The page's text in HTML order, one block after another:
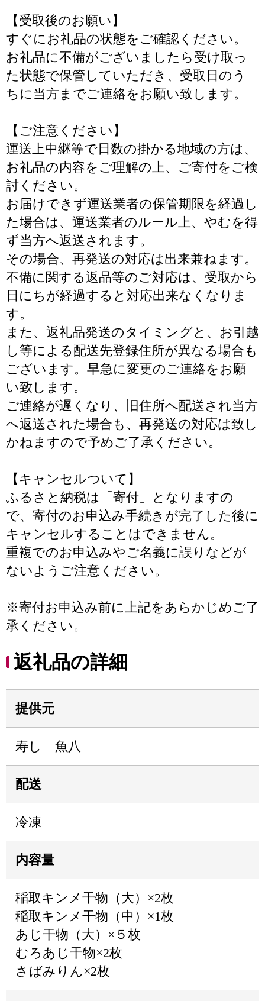
【受取後のお願い】
すぐにお礼品の状態をご確認ください。
お礼品に不備がございましたら受け取っ
た状態で保管していただき、受取日のう
ちに当方までご連絡をお願い致します。
【ご注意ください】
運送上中継等で日数の掛かる地域の方は、
お礼品の内容をご理解の上、ご寄付をご検
討ください。
お届けできず運送業者の保管期限を経過し
た場合は、運送業者のルール上、やむを得
ず当方へ返送されます。
その場合、再発送の対応は出来兼ねます。
不備に関する返品等のご対応は、受取から
日にちが経過すると対応出来なくなりま
す。
また、返礼品発送のタイミングと、お引越
し等による配送先登録住所が異なる場合も
ございます。早急に変更のご連絡をお願
い致します。
ご連絡が遅くなり、旧住所へ配送され当方
へ返送された場合も、再発送の対応は致し
かねますので予めご了承ください。
【キャンセルついて】
ふるさと納税は「寄付」となりますの
で、寄付のお申込み手続きが完了した後に
キャンセルすることはできません。
重複でのお申込みやご名義に誤りなどが
ないようご注意ください。
※寄付お申込み前に上記をあらかじめご了
承ください。
返礼品の詳細
提供元
寿し 魚八
配送
冷凍
内容量
稲取キンメ干物（大）×2枚
稲取キンメ干物（中）×1枚
あじ干物（大）×５枚
むろあじ干物×2枚
さばみりん×2枚